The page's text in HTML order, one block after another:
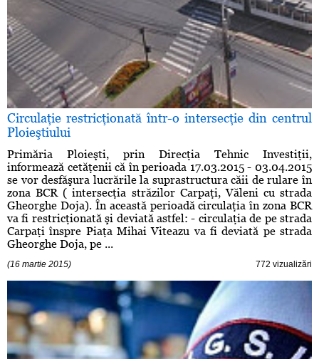
Circulaţie restricţionată într-o intersecţie din centrul
Ploieştiului
Primăria Ploieşti, prin Direcţia Tehnic Investiţii,
informează cetăţenii că în perioada 17.03.2015 - 03.04.2015
se vor desfăşura lucrările la suprastructura căii de rulare în
zona BCR ( intersecţia străzilor Carpaţi, Văleni cu strada
Gheorghe Doja). În această perioadă circulaţia în zona BCR
va fi restricţionată şi deviată astfel: - circulaţia de pe strada
Carpaţi înspre Piaţa Mihai Viteazu va fi deviată pe strada
Gheorghe Doja, pe ...
(16 martie 2015) 772 vizualizări